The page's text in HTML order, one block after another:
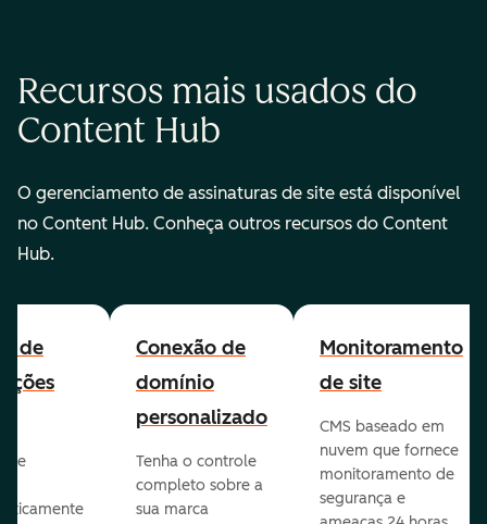
Recursos mais usados do
Content Hub
O gerenciamento de assinaturas de site está disponível
no Content Hub. Conheça outros recursos do Content
Hub.
de
e
Conexão de
domínio
personalizado
Tenha o controle
completo sobre a
sua marca
Monitoramento
de site
CMS baseado em
nuvem que fornece
monitoramento de
segurança e